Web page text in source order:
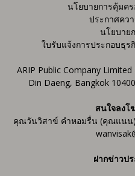
นโยบายการคุ้มค
ประกาศคว
นโยบาย
ใบรับแจ้งการประกอบธุ
ARIP Public Company
Din Daeng, Bangkok
สนใจลง
คุณวันวิสาข์ คำหอมรื่น (คุณแนน)
ฝากข่าวป